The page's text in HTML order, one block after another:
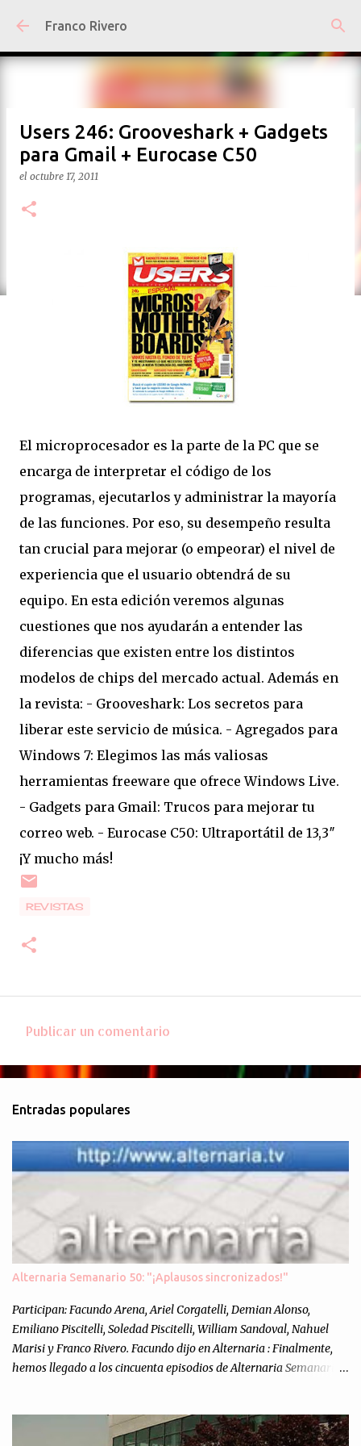
Ir al contenido principal
Franco Rivero
Users 246: Grooveshark + Gadgets
para Gmail + Eurocase C50
el octubre 17, 2011
El microprocesador es la parte de la PC que se
encarga de interpretar el código de los
programas, ejecutarlos y administrar la mayoría
de las funciones. Por eso, su desempeño resulta
tan crucial para mejorar (o empeorar) el nivel de
experiencia que el usuario obtendrá de su
equipo. En esta edición veremos algunas
cuestiones que nos ayudarán a entender las
diferencias que existen entre los distintos
modelos de chips del mercado actual. Además en
la revista: - Grooveshark: Los secretos para
liberar este servicio de música. - Agregados para
Windows 7: Elegimos las más valiosas
herramientas freeware que ofrece Windows Live.
- Gadgets para Gmail: Trucos para mejorar tu
correo web. - Eurocase C50: Ultraportátil de 13,3″
¡Y mucho más!
REVISTAS
o
e
n
t
o
s
Publicar un comentario
Entradas populares
Alternaria Semanario 50: "¡Aplausos sincronizados!"
Participan: Facundo Arena, Ariel Corgatelli, Demian Alonso,
Emiliano Piscitelli, Soledad Piscitelli, William Sandoval, Nahuel
Marisi y Franco Rivero. Facundo dijo en Alternaria : Finalmente,
hemos llegado a los cincuenta episodios de Alternaria Semanario.
nuestra propia óptica: un punto de vista independiente e